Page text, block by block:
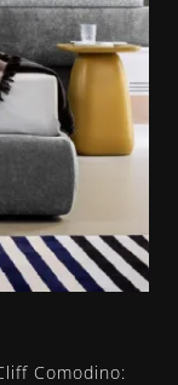
Comodino: